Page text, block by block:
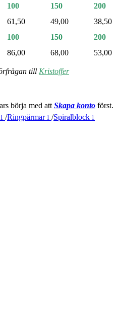
100 150
200
61,50 49,00
38,50
100 150
200
86,00 68,00 53,00
till Kristoffer
börja med att Skapa konto först.
/Ringpärmar1 /Spiralblock 1